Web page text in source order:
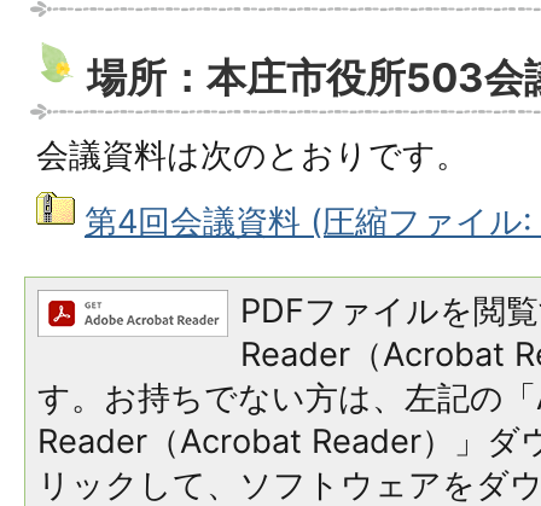
場所：本庄市役所503会
会議資料は次のとおりです。
第4回会議資料 (圧縮ファイル
PDFファイルを閲
Reader（Acrobat
す。お持ちでない方は、左記の
Reader（Acrobat Reader）」ダ
リックして、ソフトウェアをダ